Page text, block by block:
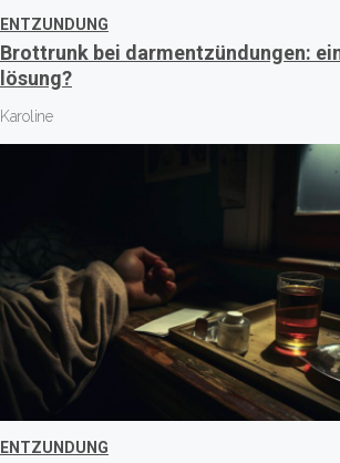
ENTZUNDUNG
Brottrunk bei darmentzündungen:
lösung?
Karoline
ENTZUNDUNG